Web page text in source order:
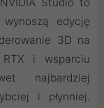
Studio to
edycję
3D na
i wsparciu
najbardziej
i płynniej.